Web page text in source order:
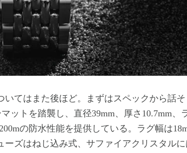
てはまた後ほど。まずはスペックから話そ
ットを踏襲し、直径39mm、厚さ10.7mm、
の防水性能を提供している。ラグ幅は
ーズはねじ込み式、サファイアクリスタルに